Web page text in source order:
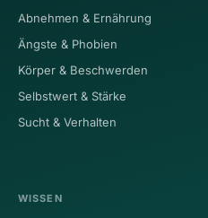
Abnehmen & Ernährung
Ängste & Phobien
Körper & Beschwerden
Selbstwert & Stärke
Sucht & Verhalten
WISSEN